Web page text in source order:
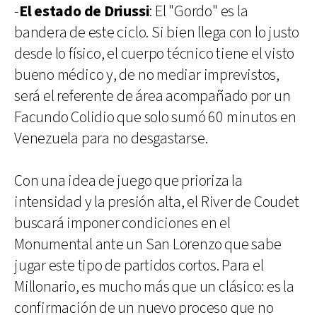
-El estado de Driussi: El "Gordo" es la
bandera de este ciclo. Si bien llega con lo justo
desde lo físico, el cuerpo técnico tiene el visto
bueno médico y, de no mediar imprevistos,
será el referente de área acompañado por un
Facundo Colidio que solo sumó 60 minutos en
Venezuela para no desgastarse.
Con una idea de juego que prioriza la
intensidad y la presión alta, el River de Coudet
buscará imponer condiciones en el
Monumental ante un San Lorenzo que sabe
jugar este tipo de partidos cortos. Para el
Millonario, es mucho más que un clásico: es la
confirmación de un nuevo proceso que no